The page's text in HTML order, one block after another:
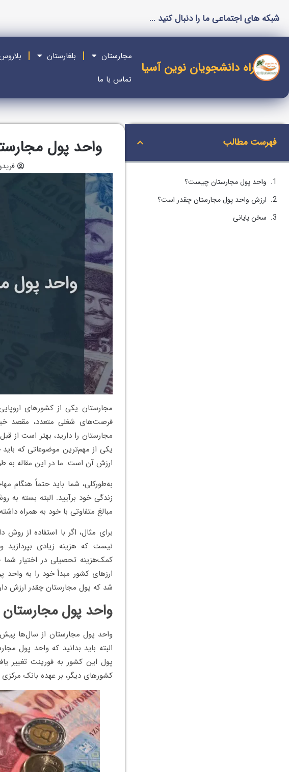
شبکه های اجتماعی ما را دنبال کنید ...
راه دانشجویان نوین آسیا
مجارستان بلغارستان
تماس با ما
فهرست مطالب
واحد پول مجارستان چیست؟
ارزش واحد پول مجارستان چقدر است؟
سخن پایانی
واحد پول
مجارستان یکی از کشورهای
فرصت‌های شغلی متعدد، مقصد
مجارستان را دارید، بهتر است از
یکی از مهم‌ترین موضوعاتی که
ارزش آن است. ما در این مقاله به
به‌طورکلی، شما باید حتماً هنگام
زندگی خود برآیید. البته بسته
مبالغ متفاوتی با خود به همراه
برای مثال، اگر با استفاده از
نیست که هزینه زیادی بپردازید
کمک‌هزینه تحصیلی در اختیار شما
ارزهای کشور مبدأ خود را به
شد که پول مجارستان چقدر ارزش
واحد پول
پول این کشور به فورینت تغییر
کشورهای دیگر، بر عهده بانک